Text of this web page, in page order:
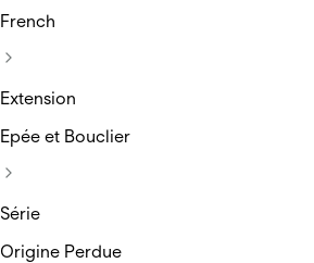
French
Extension
Epée et Bouclier
Série
Origine Perdue